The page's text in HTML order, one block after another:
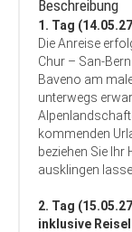
Beschreibung
1. Tag
Die Anreise
Chur – San-
Baveno am
unterwegs
kommenden
beziehen Sie
ausklingen
2. Tag
inklusive